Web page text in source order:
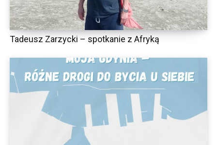
Tadeusz Zarzycki – spotkanie z Afryką